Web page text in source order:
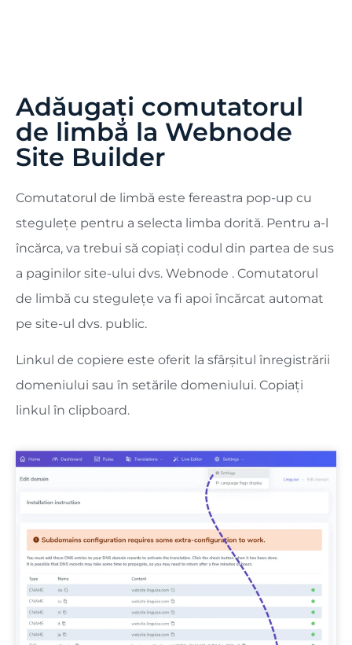
Adăugați comutatorul
de limbă la Webnode
Site Builder
Comutatorul de limbă este fereastra pop-up cu
stegulețe pentru a selecta limba dorită. Pentru a-l
încărca, va trebui să copiați codul din partea de sus
a paginilor site-ului dvs. Webnode . Comutatorul
de limbă cu stegulețe va fi apoi încărcat automat
pe site-ul dvs. public.
Linkul de copiere este oferit la sfârșitul înregistrării
domeniului sau în setările domeniului. Copiați
linkul în clipboard.